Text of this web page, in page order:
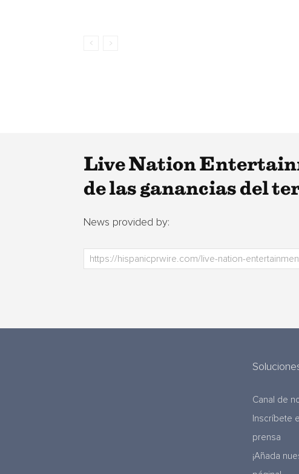
Live Nation
de las ganancias del
News provided by:
Canal de
Inscríbete
prensa
¡Añada